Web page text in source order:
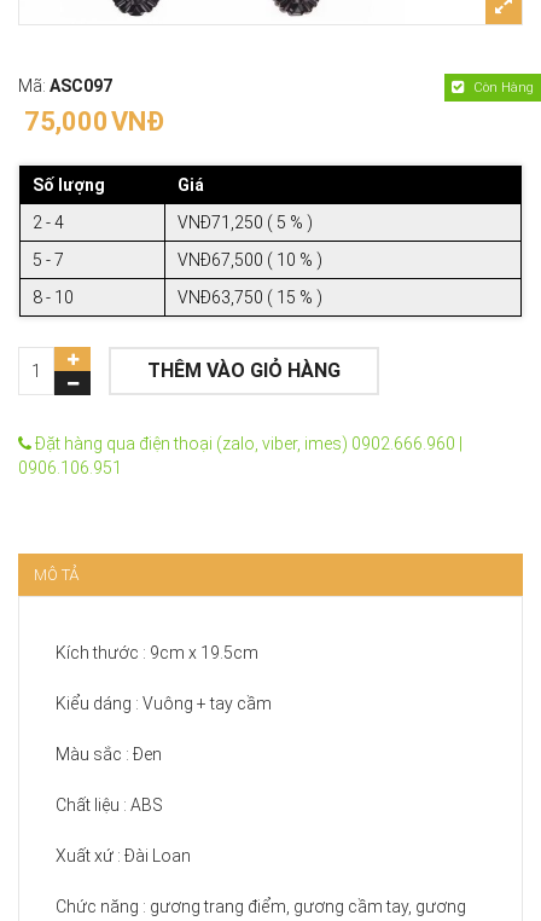
Mã: ASC097
75,000VNĐ
Còn Hàng
Số lượng
Giá
2 - 4
VNĐ71,250 ( 5 % )
5 - 7
VNĐ67,500 ( 10 % )
8 - 10
VNĐ63,750 ( 15 % )
THÊM VÀO GIỎ HÀNG
Đặt hàng qua điện thoại (zalo, viber, imes) 0902.666.960 |
0906.106.951
MÔ TẢ
Kích thước : 9cm x 19.5cm
Kiểu dáng : Vuông + tay cầm
Màu sắc : Đen
Chất liệu : ABS
Xuất xứ : Đài Loan
Chức năng : gương trang điểm, gương cầm tay, gương